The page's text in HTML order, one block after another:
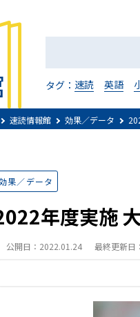
タグ： 速読 英語
速読情報館 効果／データ
果／データ
年度実施
公開日：2022.01.24 最終更新日